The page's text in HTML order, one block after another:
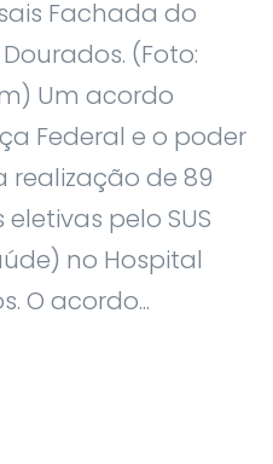
Fachada do
(Foto:
Um acordo
Federal e o poder
realização de 89
pelo SUS
no Hospital
O acordo...